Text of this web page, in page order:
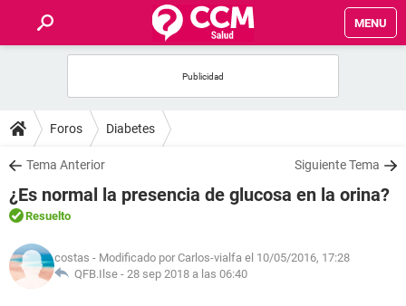
MENU
FOROS
SALUD
FAMILIA
NUTRICIÓN
Foros Diabetes
Tema Anterior Siguiente Tema
¿Es normal la presencia de glucosa en la orina?
Resuelto
costas - Modificado por Carlos-vialfa el 10/05/2016, 17:28
QFB.Ilse - 28 sep 2018 a las 06:40